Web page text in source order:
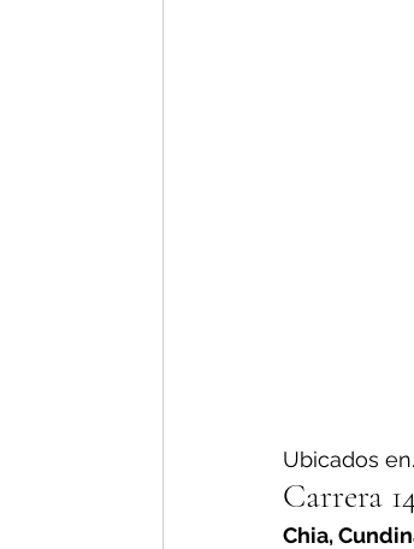
Ubicados en.
Carrera
Chia,